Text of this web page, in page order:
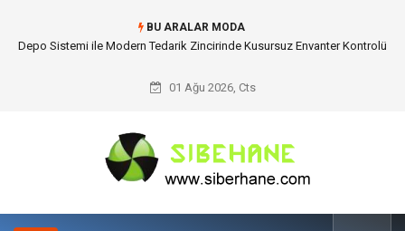
BU ARALAR MODA
Akrilik Boyama Seti ile Evinizde Dijitalden Uzak Bir Deşarj Alanı Tasarlayın
01 Ağu 2026, Cts